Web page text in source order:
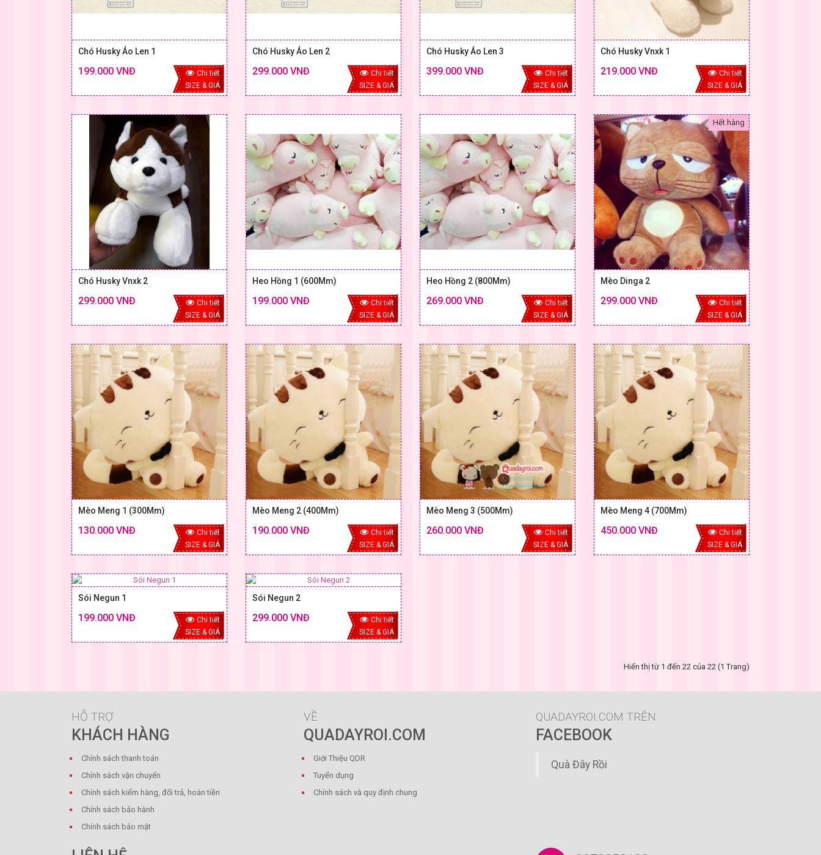
Chó Husky Áo Len 1
199.000 VNĐ
Chi tiết
SIZE & GIÁ
Chó Husky Áo Len 2
299.000 VNĐ
Chi tiết
SIZE & GIÁ
Chó Husky Áo Len 3
399.000 VNĐ
Chi tiết
SIZE & GIÁ
Chó Husky Vnxk 1
219.000 VNĐ
Chi tiết
SIZE & GIÁ
Chó Husky Vnxk 2
299.000 VNĐ
Chi tiết
SIZE & GIÁ
Heo Hồng 1 (600Mm)
199.000 VNĐ
Chi tiết
SIZE & GIÁ
Heo Hồng 2 (800Mm)
269.000 VNĐ
Chi tiết
SIZE & GIÁ
Hết hàng
Mèo Dinga 2
299.000 VNĐ
Chi tiết
SIZE & GIÁ
Mèo Meng 1 (300Mm)
130.000 VNĐ
Chi tiết
SIZE & GIÁ
Mèo Meng 2 (400Mm)
190.000 VNĐ
Chi tiết
SIZE & GIÁ
Mèo Meng 3 (500Mm)
260.000 VNĐ
Chi tiết
SIZE & GIÁ
Mèo Meng 4 (700Mm)
450.000 VNĐ
Chi tiết
SIZE & GIÁ
Sói Negun 1
199.000 VNĐ
Chi tiết
SIZE & GIÁ
Sói Negun 2
299.000 VNĐ
Chi tiết
SIZE & GIÁ
Hiển thị từ 1 đến 22 của 22 (1 Trang)
HỖ TRỢ
KHÁCH HÀNG
Chính sách thanh toán
Chính sách vận chuyển
Chính sách kiểm hàng, đổi trả, hoàn tiền
Chính sách bảo hành
Chính sách bảo mật
VỀ
QUADAYROI.COM
Giới Thiệu QDR
Tuyển dụng
Chính sách và quy định chung
QUADAYROI.COM TRÊN
FACEBOOK
Quà Đây Rồi